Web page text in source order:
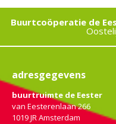
Buurtcoöperatie de
adresgegevens
buurtruimte de Eester
van Eesterenlaan 266
1019 JR Amsterdam